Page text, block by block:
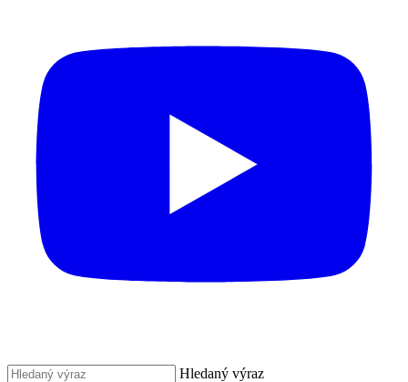
Hledaný výraz